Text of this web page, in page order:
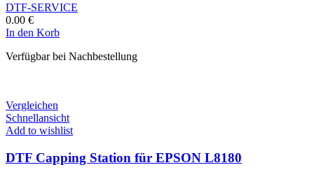
DTF-SERVICE
0.00 €
In den Korb
Verfügbar bei Nachbestellung
Vergleichen
Schnellansicht
Add to wishlist
DTF Capping Station für EPSON L8180